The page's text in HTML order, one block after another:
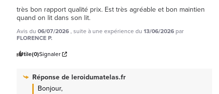
très bon rapport qualité prix. Est très agréable et bon maintien
quand on lit dans son lit.
Avis du 06/07/2026, suite à une expérience du 13/06/2026 par
FLORENCE P.
Utile(0)Signaler
Réponse de leroidumatelas.fr
Bonjour,